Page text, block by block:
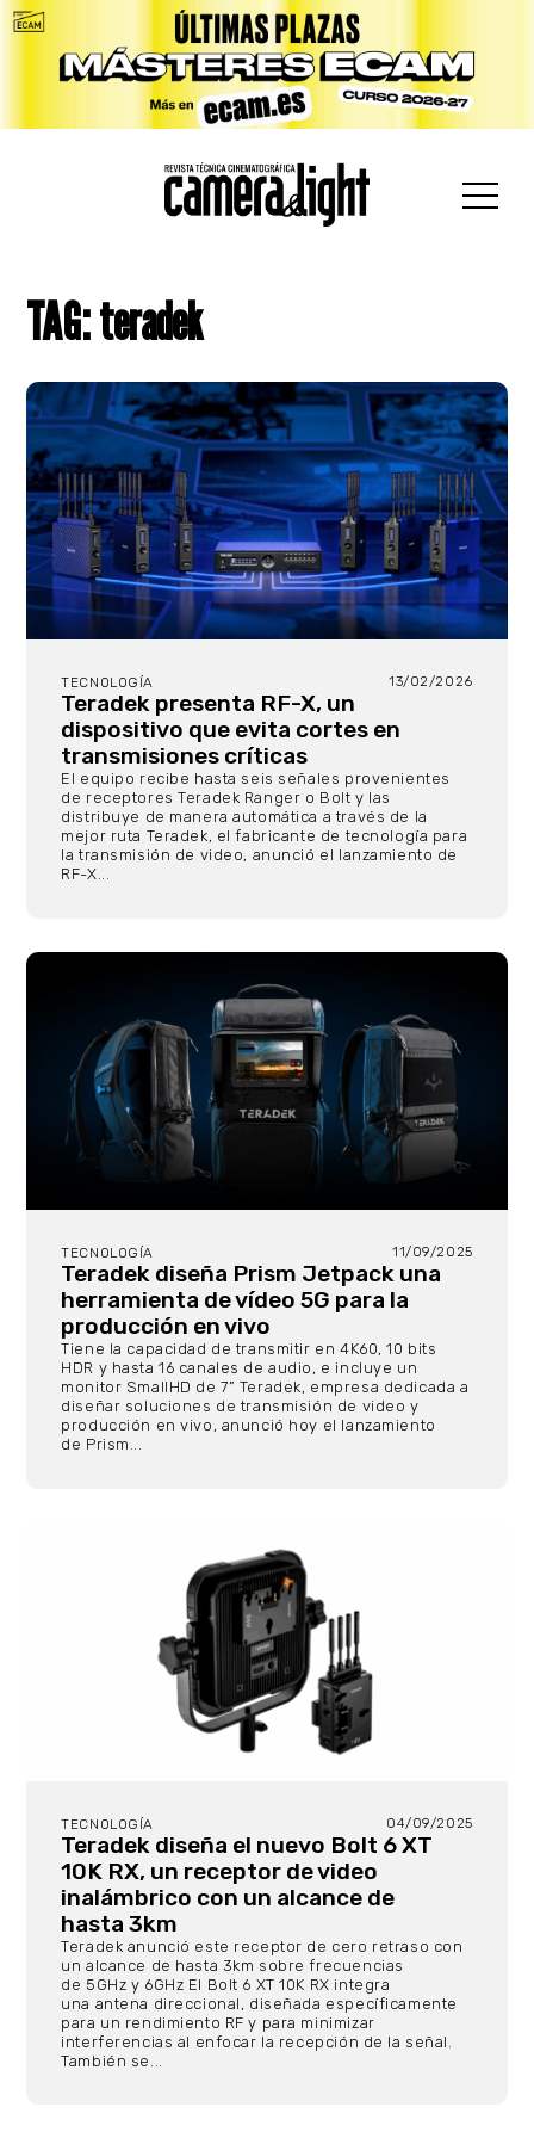
TAG: teradek
TECNOLOGÍA 13/02/2026
Teradek presenta RF-X, un
dispositivo que evita cortes en
transmisiones críticas
El equipo recibe hasta seis señales provenientes
de receptores Teradek Ranger o Bolt y las
distribuye de manera automática a través de la
mejor ruta Teradek, el fabricante de tecnología para
la transmisión de video, anunció el lanzamiento de
RF-X...
TECNOLOGÍA 11/09/2025
Teradek diseña Prism Jetpack una
herramienta de vídeo 5G para la
producción en vivo
Tiene la capacidad de transmitir en 4K60, 10 bits
HDR y hasta 16 canales de audio, e incluye un
monitor SmallHD de 7” Teradek, empresa dedicada a
diseñar soluciones de transmisión de video y
producción en vivo, anunció hoy el lanzamiento
de Prism...
TECNOLOGÍA 04/09/2025
Teradek diseña el nuevo Bolt 6 XT
10K RX, un receptor de video
inalámbrico con un alcance de
hasta 3km
Teradek anunció este receptor de cero retraso con
un alcance de hasta 3km sobre frecuencias
de 5GHz y 6GHz El Bolt 6 XT 10K RX integra
una antena direccional, diseñada específicamente
para un rendimiento RF y para minimizar
interferencias al enfocar la recepción de la señal.
También se...